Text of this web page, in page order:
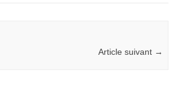
Article suivant →